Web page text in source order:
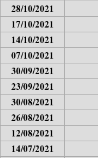
28/10/2021
17/10/2021
14/10/2021
07/10/2021
30/09/2021
23/09/2021
30/08/2021
26/08/2021
12/08/2021
14/07/2021